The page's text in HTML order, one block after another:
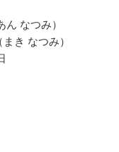
なつみ）
き なつみ）